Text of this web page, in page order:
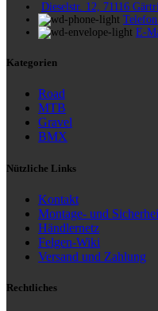
Dieselstr. 12, 71116
E-
Kategorien
Road
MTB
Gravel
BMX
Nützliche Links
Kontakt
Montage- und
Händlernetz
Felgen-Wiki
Versand und Zahlung
Rechtliches